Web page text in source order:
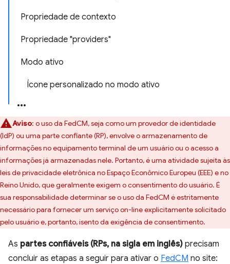
Propriedade de contexto
Propriedade "providers"
Modo ativo
Ícone personalizado no modo ativo
Aviso: o uso da FedCM, seja como um provedor de identidade
(IdP) ou uma parte confiante (RP), envolve o armazenamento de
informações no equipamento terminal de um usuário ou o acesso a
informações já armazenadas nele. Portanto, é uma atividade sujeita às
leis de privacidade eletrônica no Espaço Econômico Europeu (EEE) e no
Reino Unido, que geralmente exigem o consentimento do usuário. É
sua responsabilidade determinar se o uso da FedCM é estritamente
necessário para fornecer um serviço on-line explicitamente solicitado
pelo usuário e, portanto, isento da exigência de consentimento.
As partes confiáveis (RPs, na sigla em inglês) precisam
concluir as etapas a seguir para ativar o FedCM no site: